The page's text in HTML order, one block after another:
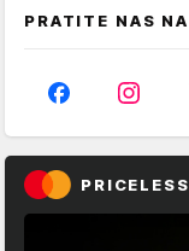
PRATITE NAS NA
PRICELESS